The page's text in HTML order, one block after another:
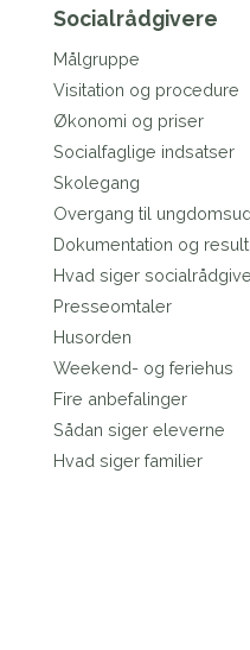
Socialrådgivere
Målgruppe
Visitation og procedure
Økonomi og priser
Socialfaglige indsatser
Skolegang
Overgang til
Dokumentation og
Hvad siger
Presseomtaler
Husorden
Weekend- og feriehus
Fire anbefalinger
Sådan siger eleverne
Hvad siger familier